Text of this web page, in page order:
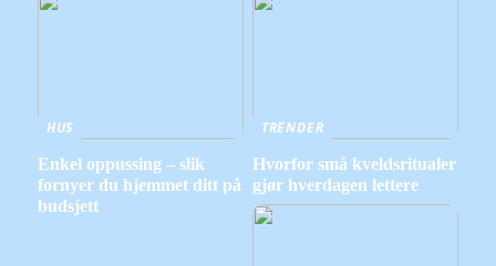
HUS
Enkel oppussing – slik
fornyer du hjemmet ditt på
budsjett
TRENDER
Hvorfor små kveldsritualer
gjør hverdagen lettere